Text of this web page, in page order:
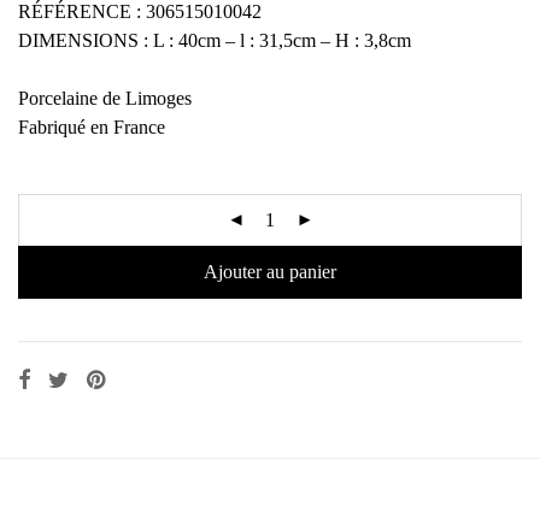
RÉFÉRENCE : 306515010042
DIMENSIONS : L : 40cm – l : 31,5cm – H : 3,8cm
Porcelaine de Limoges
Fabriqué en France
Ajouter au panier